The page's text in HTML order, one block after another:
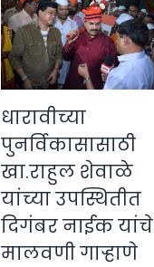
धारावीच्या
पुनर्विकासासाठी
खा.राहुल शेवाळे
यांच्या उपस्थितीत
दिगंबर नाईक यांचे
मालवणी गाऱ्हाणे